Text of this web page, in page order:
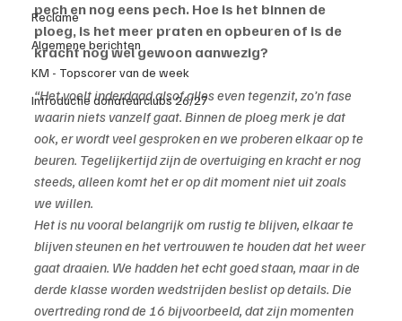
Reclame
Algemene berichten
KM - Topscorer van de week
Introductie donateurclubs 26/27
pech en nog eens pech. Hoe is het binnen de
ploeg, is het meer praten en opbeuren of is de
kracht nog wel gewoon aanwezig?
“Het voelt inderdaad alsof alles even tegenzit, zo’n fase
waarin niets vanzelf gaat. Binnen de ploeg merk je dat
ook, er wordt veel gesproken en we proberen elkaar op te
beuren. Tegelijkertijd zijn de overtuiging en kracht er nog
steeds, alleen komt het er op dit moment niet uit zoals
we willen.
Het is nu vooral belangrijk om rustig te blijven, elkaar te
blijven steunen en het vertrouwen te houden dat het weer
gaat draaien. We hadden het echt goed staan, maar in de
derde klasse worden wedstrijden beslist op details. Die
overtreding rond de 16 bijvoorbeeld, dat zijn momenten